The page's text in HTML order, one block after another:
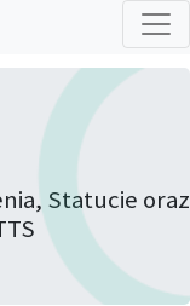
Statucie oraz